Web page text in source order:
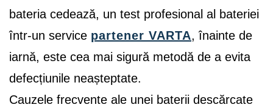
bateria cedează, un test profesional al bateriei
într-un service partener VARTA, înainte de
iarnă, este cea mai sigură metodă de a evita
defecțiunile neașteptate.
Cauzele frecvente ale unei baterii descărcate